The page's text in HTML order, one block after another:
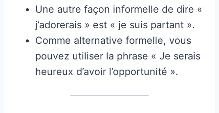
Une autre façon informelle de dire «
j’adorerais » est « je suis partant ».
Comme alternative formelle, vous
pouvez utiliser la phrase « Je serais
heureux d’avoir l’opportunité ».